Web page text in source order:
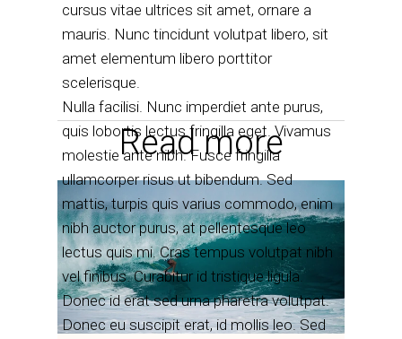
cursus vitae ultrices sit amet, ornare a
mauris. Nunc tincidunt volutpat libero, sit
amet elementum libero porttitor
scelerisque.
Nulla facilisi. Nunc imperdiet ante purus,
quis lobortis lectus fringilla eget. Vivamus
molestie ante nibh. Fusce fringilla
ullamcorper risus ut bibendum. Sed
mattis, turpis quis varius commodo, enim
nibh auctor purus, at pellentesque leo
lectus quis mi. Cras tempus volutpat nibh
vel finibus. Curabitur id tristique ligula.
Donec id erat sed urna pharetra volutpat.
Donec eu suscipit erat, id mollis leo. Sed
Read more